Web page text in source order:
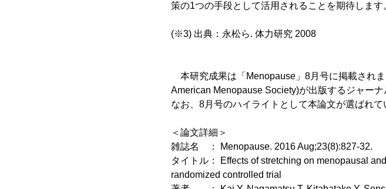
策の1つの手段として活用されることを期待します
(※3) 出典：永松ら. 体力研究 2008
本研究成果は「Menopause」8月号に掲載され
American Menopause Society)が出版するジャー
なお、8月号のハイライトとして本論文が選ばれて
＜論文詳細＞
雑誌名 ： Menopause. 2016 Aug;23(8):827-32.
タイトル： Effects of stretching on menopausal
randomized controlled trial